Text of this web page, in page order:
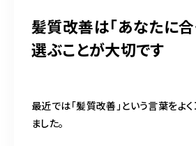
髪質改善は「あなたに合
選ぶことが大切です
最近では「髪質改善」という言葉をよ
ました。